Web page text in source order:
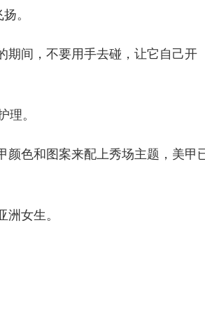
。
期间，不要用手去碰，让它自己开
理。
颜色和图案来配上秀场主题，美甲
女生。